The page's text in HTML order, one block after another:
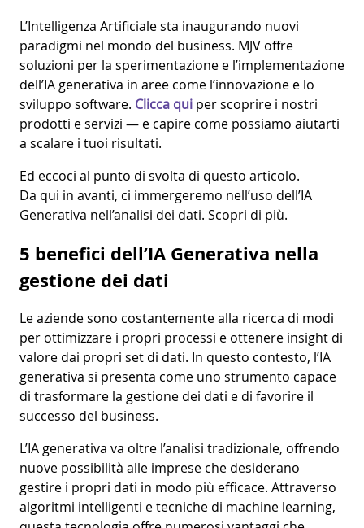
L’Intelligenza Artificiale sta inaugurando nuovi
paradigmi nel mondo del business. MJV offre
soluzioni per la sperimentazione e l’implementazione
dell’IA generativa in aree come l’innovazione e lo
sviluppo software. Clicca qui per scoprire i nostri
prodotti e servizi — e capire come possiamo aiutarti
a scalare i tuoi risultati.
Ed eccoci al punto di svolta di questo articolo.
Da qui in avanti, ci immergeremo nell’uso dell’IA
Generativa nell’analisi dei dati. Scopri di più.
5 benefici dell’IA Generativa nella
gestione dei dati
Le aziende sono costantemente alla ricerca di modi
per ottimizzare i propri processi e ottenere insight di
valore dai propri set di dati. In questo contesto, l’IA
generativa si presenta come uno strumento capace
di trasformare la gestione dei dati e di favorire il
successo del business.
L’IA generativa va oltre l’analisi tradizionale, offrendo
nuove possibilità alle imprese che desiderano
gestire i propri dati in modo più efficace. Attraverso
algoritmi intelligenti e tecniche di machine learning,